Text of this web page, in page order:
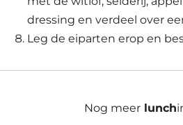
dressing en verdeel over
Leg de eiparten erop en
Nog meer lunch